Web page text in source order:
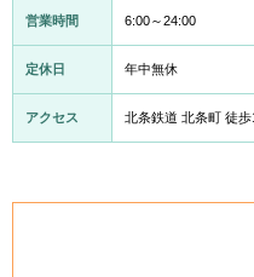
営業時間 6:00～24:00
定休日 年中無休
アクセス 北条鉄道 北条町 徒歩